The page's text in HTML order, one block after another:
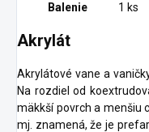
Balenie
1 ks
Akrylát
Akrylátové vane a
Na rozdiel od
mäkkší povrch a menšiu
mj. znamená, že je